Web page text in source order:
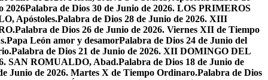
2026Palabra de Dios 30 de Junio de 2026. LOS PRIMEROS
Apóstoles.Palabra de Dios 28 de Junio de 2026. XIII
Palabra de Dios 26 de Junio de 2026. Viernes XII de Tiempo
Papa León amor y desamorPalabra de Dios 24 de Junio del
Palabra de Dios 21 de Junio de 2026. XII DOMINGO DEL
SAN ROMUALDO, Abad.Palabra de Dios 18 de Junio de
Junio de 2026. Martes X de Tiempo Ordinaro.Palabra de Dios